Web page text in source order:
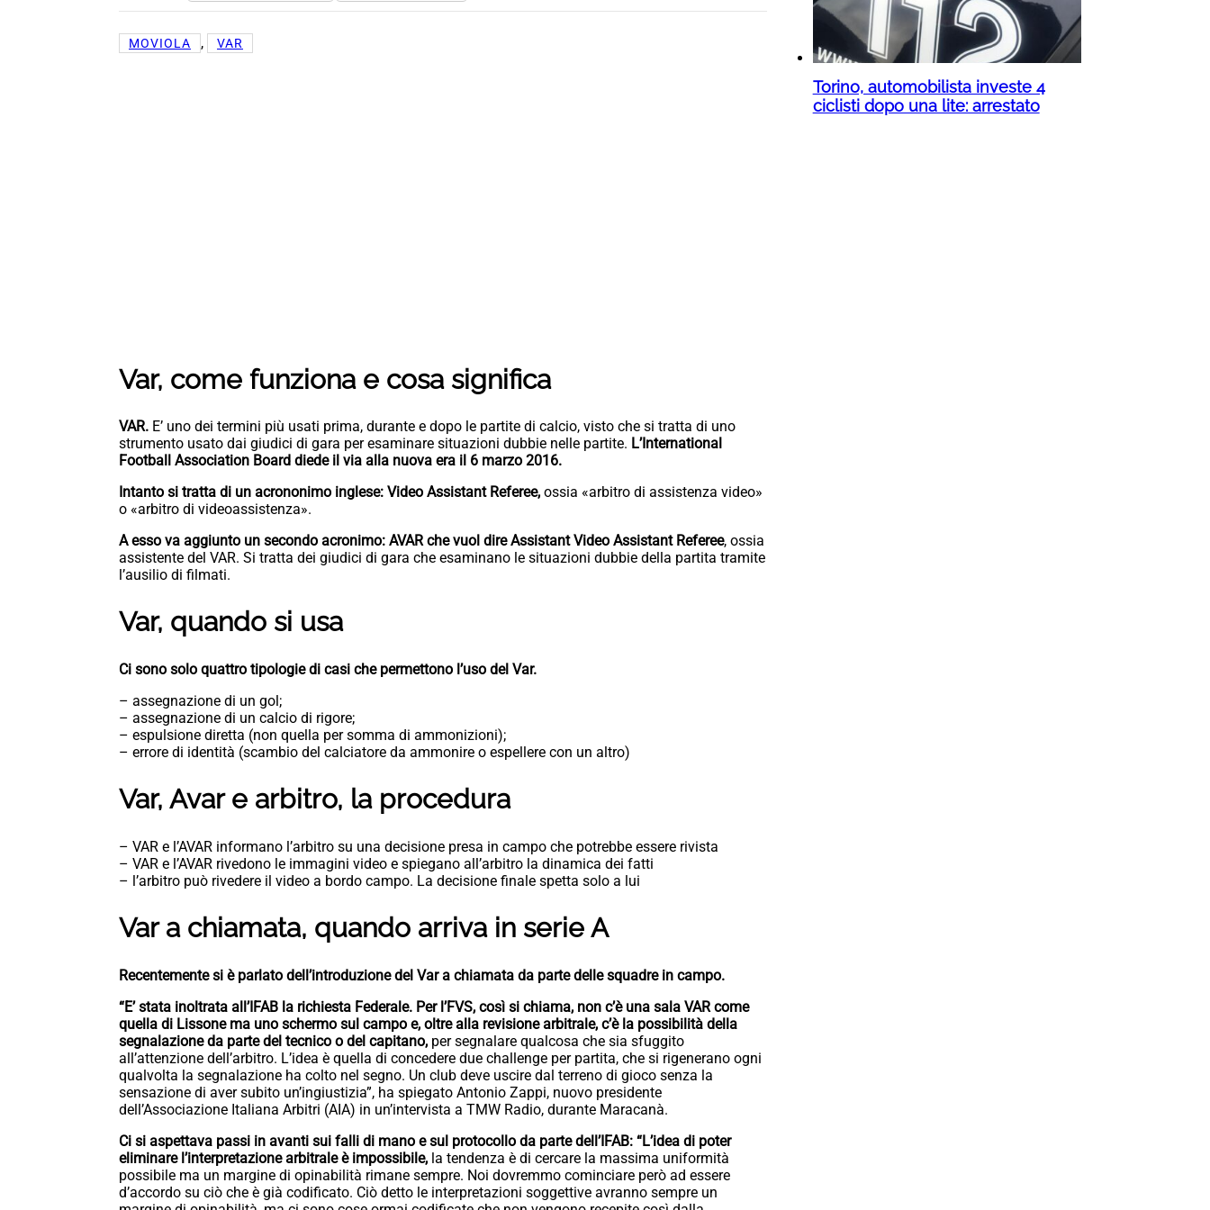
MOVIOLA , VAR
Var, come funziona e cosa significa
VAR. E’ uno dei termini più usati prima, durante e dopo le partite di calcio, visto che si tratta di uno
strumento usato dai giudici di gara per esaminare situazioni dubbie nelle partite. L’International
Football Association Board diede il via alla nuova era il 6 marzo 2016.
Intanto si tratta di un acrononimo inglese: Video Assistant Referee, ossia «arbitro di assistenza video»
o «arbitro di videoassistenza».
A esso va aggiunto un secondo acronimo: AVAR che vuol dire Assistant Video Assistant Referee, ossia
assistente del VAR. Si tratta dei giudici di gara che esaminano le situazioni dubbie della partita tramite
l’ausilio di filmati.
Var, quando si usa
Ci sono solo quattro tipologie di casi che permettono l’uso del Var.
– assegnazione di un gol;
– assegnazione di un calcio di rigore;
– espulsione diretta (non quella per somma di ammonizioni);
– errore di identità (scambio del calciatore da ammonire o espellere con un altro)
Var, Avar e arbitro, la procedura
– VAR e l’AVAR informano l’arbitro su una decisione presa in campo che potrebbe essere rivista
– VAR e l’AVAR rivedono le immagini video e spiegano all’arbitro la dinamica dei fatti
– l’arbitro può rivedere il video a bordo campo. La decisione finale spetta solo a lui
Var a chiamata, quando arriva in serie A
Recentemente si è parlato dell’introduzione del Var a chiamata da parte delle squadre in campo.
“E’ stata inoltrata all’IFAB la richiesta Federale. Per l’FVS, così si chiama, non c’è una sala VAR come
quella di Lissone ma uno schermo sul campo e, oltre alla revisione arbitrale, c’è la possibilità della
segnalazione da parte del tecnico o del capitano, per segnalare qualcosa che sia sfuggito
all’attenzione dell’arbitro. L’idea è quella di concedere due challenge per partita, che si rigenerano ogni
qualvolta la segnalazione ha colto nel segno. Un club deve uscire dal terreno di gioco senza la
sensazione di aver subito un’ingiustizia”, ha spiegato Antonio Zappi, nuovo presidente
dell’Associazione Italiana Arbitri (AIA) in un’intervista a TMW Radio, durante Maracanà.
Ci si aspettava passi in avanti sui falli di mano e sul protocollo da parte dell’IFAB: “L’idea di poter
eliminare l’interpretazione arbitrale è impossibile, la tendenza è di cercare la massima uniformità
possibile ma un margine di opinabilità rimane sempre. Noi dovremmo cominciare però ad essere
d’accordo su ciò che è già codificato. Ciò detto le interpretazioni soggettive avranno sempre un
Torino, automobilista investe 4
ciclisti dopo una lite: arrestato